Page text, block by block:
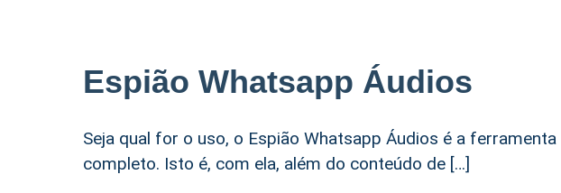
Espião Whatsapp Áudios
Seja qual for o uso, o Espião Whatsapp Áudios é a
completo. Isto é, com ela, além do conteúdo de […]